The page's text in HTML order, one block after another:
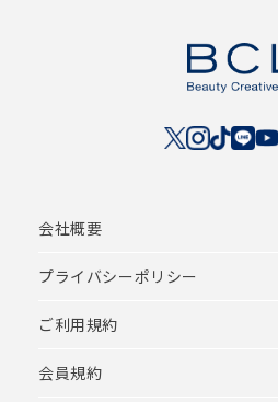
会社概要
プライバシーポリシー
ご利用規約
会員規約